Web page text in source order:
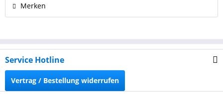
Merken
Service Hotline
Vertrag / Bestellung widerrufen